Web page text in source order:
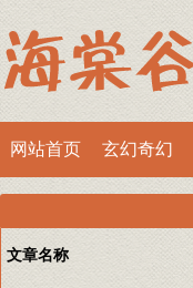
网站首页 玄幻奇幻
文章名称